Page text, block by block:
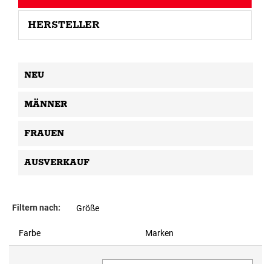
HERSTELLER
NEU
MÄNNER
FRAUEN
AUSVERKAUF
Filtern nach: Größe
Farbe Marken